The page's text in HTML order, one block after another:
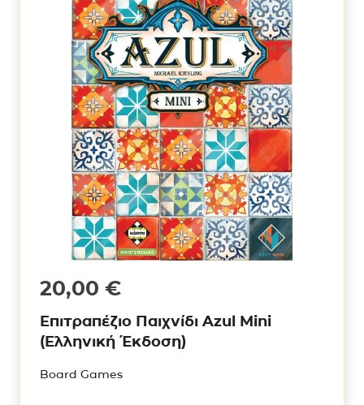
20,00 €
Επιτραπέζιο Παιχνίδι Azul Mini
(Ελληνική Έκδοση)
Board Games